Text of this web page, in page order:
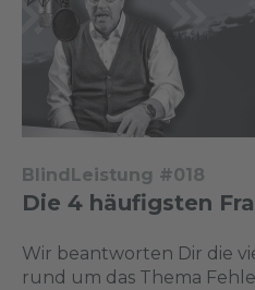
BlindLeistung #018
Die 4 häufigsten
Wir beantworten Dir die
rund um das Thema